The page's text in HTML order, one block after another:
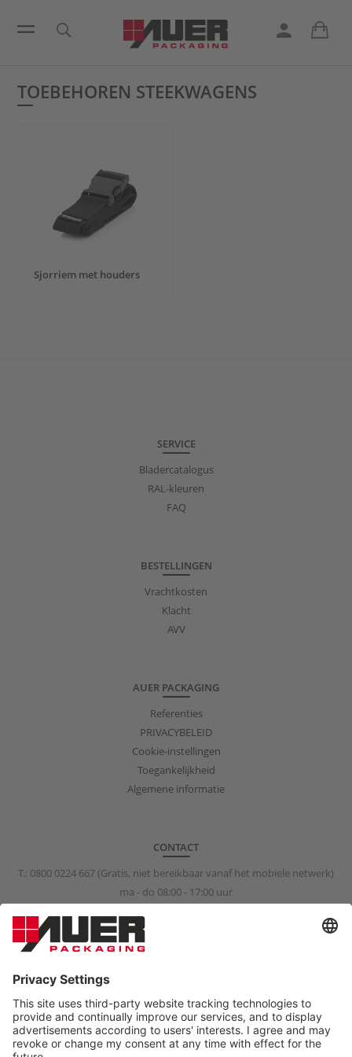
TOEBEHOREN STEEKWAGENS
Sjorriem met houders
SERVICE
Bladercatalogus
RAL-kleuren
FAQ
BESTELLINGEN
Vrachtkosten
Klacht
AVV
AUER PACKAGING
Referenties
PRIVACYBELEID
Cookie-instellingen
Toegankelijkheid
Algemene informatie
CONTACT
T.: 0800 0224 667 (Gratis, niet bereikbaar vanaf het mobiele netwerk)
ma - do 08:00 - 17:00 uur
info@auer-packaging.nl